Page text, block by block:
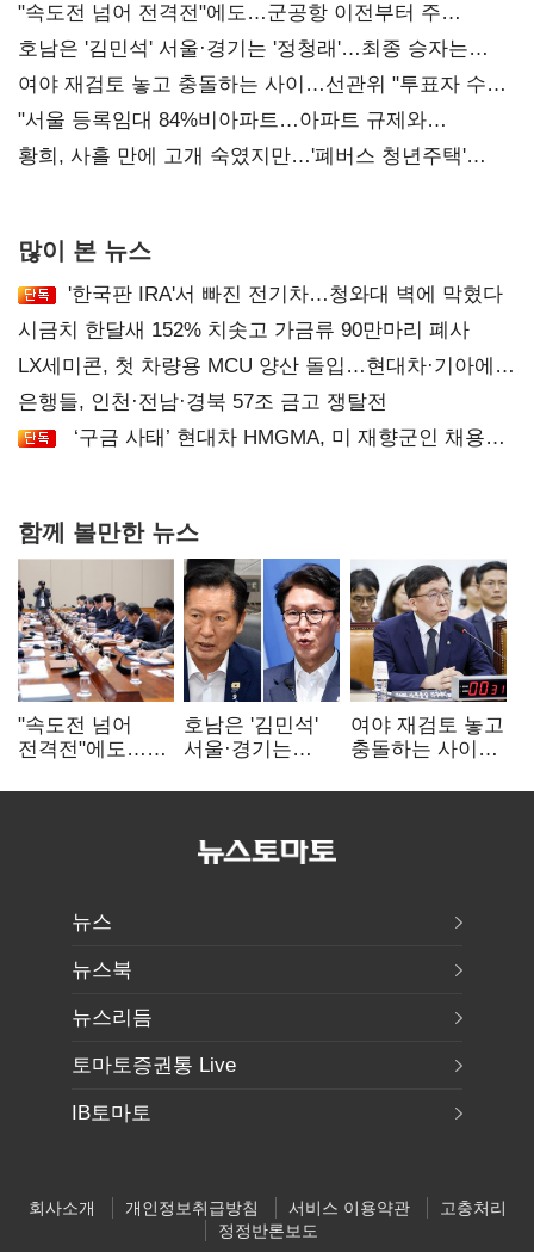
"속도전 넘어 전격전"에도…군공항 이전부터 주
52시간까지 '뇌관'
호남은 '김민석' 서울·경기는 '정청래'…최종 승자는
'안갯속'
여야 재검토 놓고 충돌하는 사이…선관위 "투표자 수
오차 당연"
"서울 등록임대 84%비아파트…아파트 규제와
달리해야"
황희, 사흘 만에 고개 숙였지만…'폐버스 청년주택'
많이 본 뉴스
'한국판 IRA'서 빠진 전기차…청와대 벽에 막혔다
시금치 한달새 152% 치솟고 가금류 90만마리 폐사
LX세미콘, 첫 차량용 MCU 양산 돌입…현대차·기아에
공급
은행들, 인천·전남·경북 57조 금고 쟁탈전
‘구금 사태’ 현대차 HMGMA, 미 재향군인 채용
함께 볼만한 뉴스
"속도전 넘어
전격전"에도…
주 52시간까지
호남은 '김민석'
서울·경기는
승자는 '안갯속'
여야 재검토 놓고
충돌하는 사이…
수 오차 당연"
뉴스
뉴스북
뉴스리듬
토마토증권통 Live
IB토마토
회사소개 개인정보취급방침 서비스 이용약관
고충처리
정정반론보도